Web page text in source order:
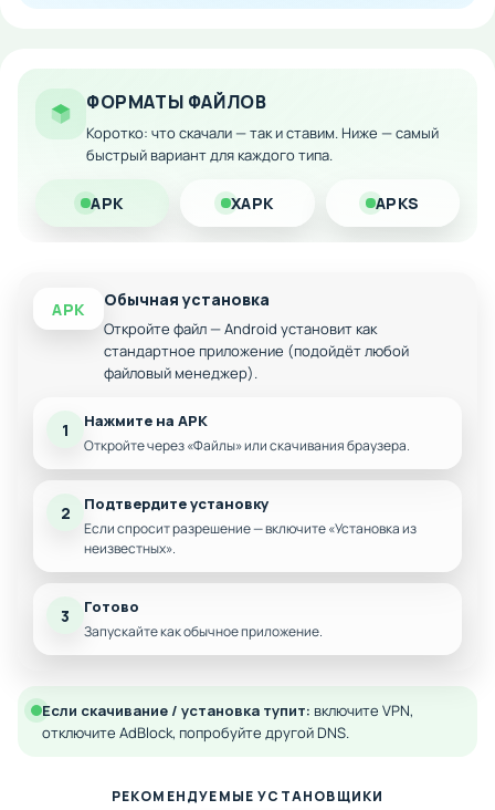
наслаждайтесь беспрепятственным развитием вашей
империи развлечений без временных ожиданий и
финансовых затруднений.
ФОРМАТЫ ФАЙЛОВ
Коротко: что скачали — так и ставим. Ниже — самый
быстрый вариант для каждого типа.
APK XAPK APKS
APK Обычная установка
Откройте файл — Android установит как
стандартное приложение (подойдёт любой
файловый менеджер).
1 Нажмите на APK
Откройте через «Файлы» или скачивания браузера.
2 Подтвердите установку
Если спросит разрешение — включите «Установка из
неизвестных».
3 Готово
Запускайте как обычное приложение.
Если скачивание / установка тупит: включите VPN,
отключите AdBlock, попробуйте другой DNS.
РЕКОМЕНДУЕМЫЕ УСТАНОВЩИКИ